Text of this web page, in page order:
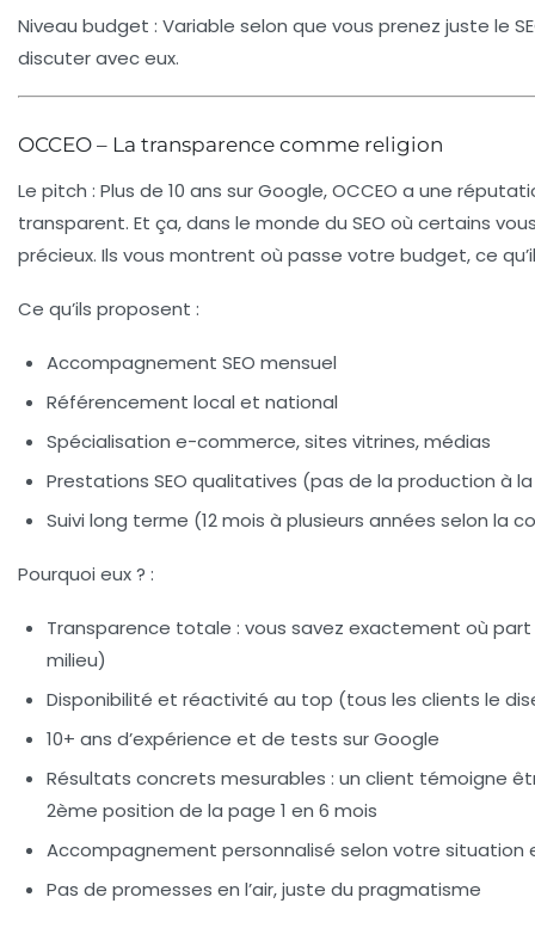
Niveau budget : Variable selon que vous prenez juste le
discuter avec eux.
OCCEO – La transparence comme religion
Le pitch : Plus de 10 ans sur Google, OCCEO a une
transparent. Et ça, dans le monde du SEO où certains
précieux. Ils vous montrent où passe votre budget, ce
Ce qu’ils proposent :
Accompagnement SEO mensuel
Référencement local et national
Spécialisation e-commerce, sites vitrines, médias
Prestations SEO qualitatives (pas de la production à
Suivi long terme (12 mois à plusieurs années selon la
Pourquoi eux ? :
Transparence totale : vous savez exactement où
milieu)
Disponibilité et réactivité au top (tous les clients le
10+ ans d’expérience et de tests sur Google
Résultats concrets mesurables : un client témoigne
2ème position de la page 1 en 6 mois
Accompagnement personnalisé selon votre situation
Pas de promesses en l’air, juste du pragmatisme